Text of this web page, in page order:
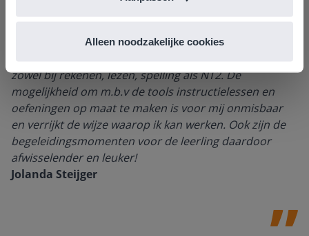
Alleen noodzakelijke cookies
Ik ben heel blij met het programma en gebruik het
zowel bij rekenen, lezen, spelling als NT2. De
mogelijkheid om m.b.v de tools instructielessen en
oefeningen op maat te maken is voor mij onmisbaar
en verrijkt de wijze waarop ik kan werken. Ook zijn de
begeleidingsmomenten voor de leerling daardoor
afwisselender en leuker!
Jolanda Steijger